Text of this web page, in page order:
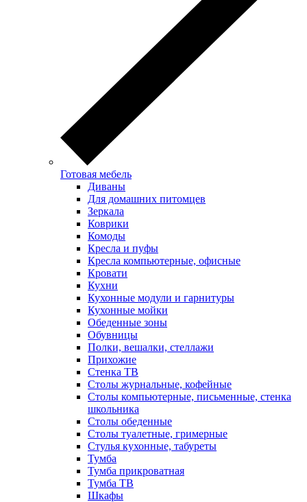
Готовая мебель
Диваны
Для домашних питомцев
Зеркала
Коврики
Комоды
Кресла и пуфы
Кресла компьютерные, офисные
Кровати
Кухни
Кухонные модули и гарнитуры
Кухонные мойки
Обеденные зоны
Обувницы
Полки, вешалки, стеллажи
Прихожие
Стенка ТВ
Столы журнальные, кофейные
Столы компьютерные, письменные, стенка
школьника
Столы обеденные
Столы туалетные, гримерные
Стулья кухонные, табуреты
Тумба
Тумба прикроватная
Тумба ТВ
Шкафы